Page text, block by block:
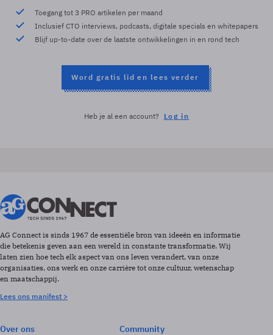
Toegang tot 3 PRO artikelen per maand
Inclusief CTO interviews, podcasts, digitale specials en whitepapers
Blijf up-to-date over de laatste ontwikkelingen in en rond tech
Word gratis lid en lees verder
Heb je al een account? Log in
AG Connect is sinds 1967 de essentiële bron van ideeën en informatie
die betekenis geven aan een wereld in constante transformatie. Wij
laten zien hoe tech elk aspect van ons leven verandert, van onze
organisaties, ons werk en onze carrière tot onze cultuur, wetenschap
en maatschappij.
Lees ons manifest >
Over ons
Community